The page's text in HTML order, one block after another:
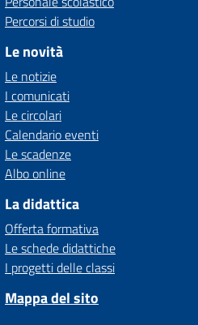
Percorsi di studio
Le novità
Le notizie
I comunicati
Le circolari
Calendario eventi
Le scadenze
Albo online
La didattica
Offerta formativa
Le schede didattiche
I progetti delle classi
Mappa del sito